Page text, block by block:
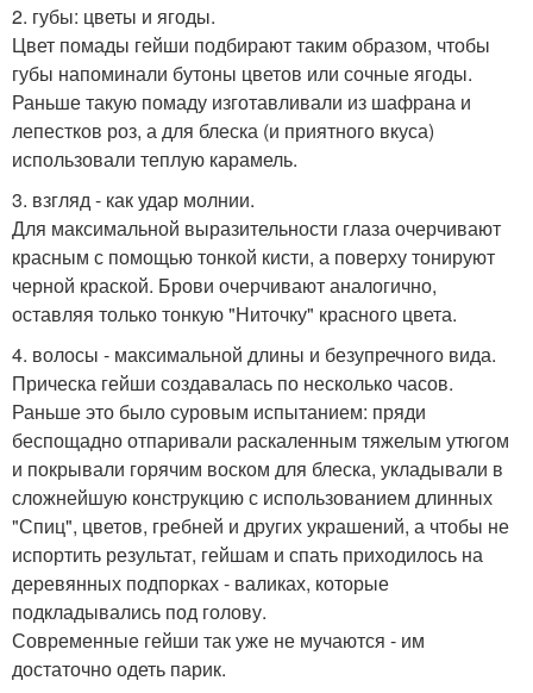
2. губы: цветы и ягоды.
Цвет помады гейши подбирают таким образом, чтобы
губы напоминали бутоны цветов или сочные ягоды.
Раньше такую помаду изготавливали из шафрана и
лепестков роз, а для блеска (и приятного вкуса)
использовали теплую карамель.
3. взгляд - как удар молнии.
Для максимальной выразительности глаза очерчивают
красным с помощью тонкой кисти, а поверху тонируют
черной краской. Брови очерчивают аналогично,
оставляя только тонкую "Ниточку" красного цвета.
4. волосы - максимальной длины и безупречного вида.
Прическа гейши создавалась по несколько часов.
Раньше это было суровым испытанием: пряди
беспощадно отпаривали раскаленным тяжелым утюгом
и покрывали горячим воском для блеска, укладывали в
сложнейшую конструкцию с использованием длинных
"Спиц", цветов, гребней и других украшений, а чтобы не
испортить результат, гейшам и спать приходилось на
деревянных подпорках - валиках, которые
подкладывались под голову.
Современные гейши так уже не мучаются - им
достаточно одеть парик.